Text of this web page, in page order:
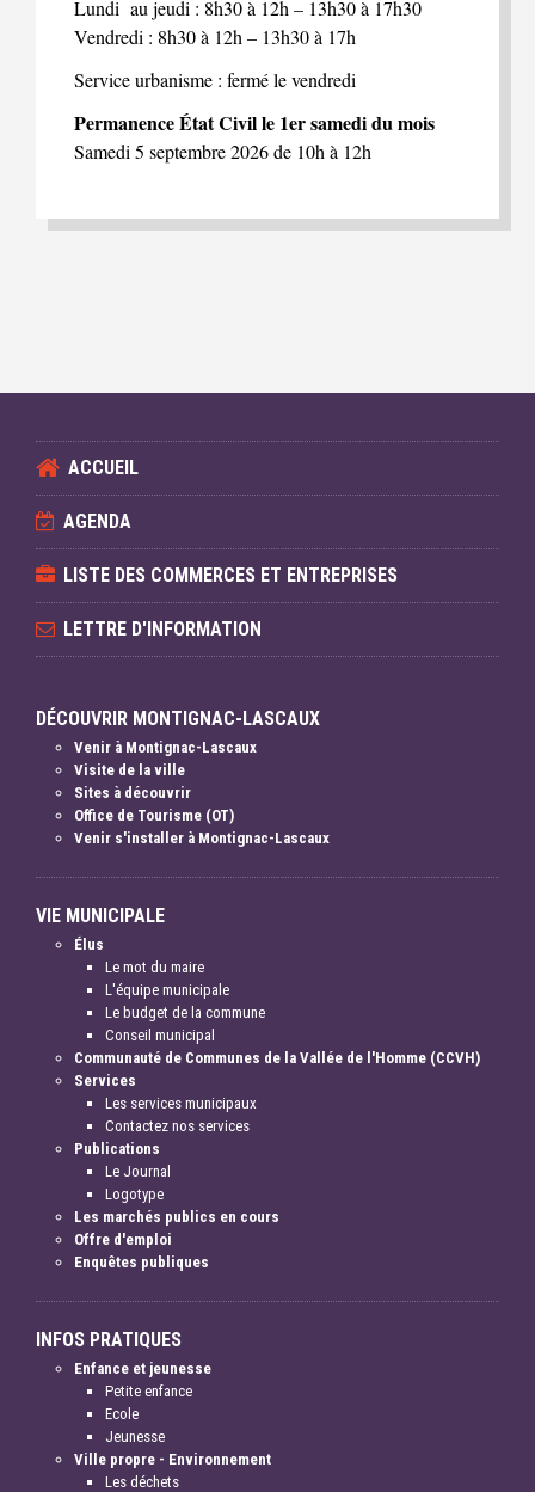
Lundi au jeudi : 8h30 à 12h – 13h30 à 17h30
Vendredi : 8h30 à 12h – 13h30 à 17h
Service urbanisme : fermé le vendredi
Permanence État Civil le 1er samedi du mois
Samedi 5 septembre 2026 de 10h à 12h
ACCUEIL
AGENDA
LISTE DES COMMERCES ET ENTREPRISES
LETTRE D'INFORMATION
DÉCOUVRIR MONTIGNAC-LASCAUX
Venir à Montignac-Lascaux
Visite de la ville
Sites à découvrir
Office de Tourisme (OT)
Venir s'installer à Montignac-Lascaux
VIE MUNICIPALE
Élus
Le mot du maire
L'équipe municipale
Le budget de la commune
Conseil municipal
Communauté de Communes de la Vallée de l'Homme (CCVH)
Services
Les services municipaux
Contactez nos services
Publications
Le Journal
Logotype
Les marchés publics en cours
Offre d'emploi
Enquêtes publiques
INFOS PRATIQUES
Enfance et jeunesse
Petite enfance
Ecole
Jeunesse
Ville propre - Environnement
Les déchets